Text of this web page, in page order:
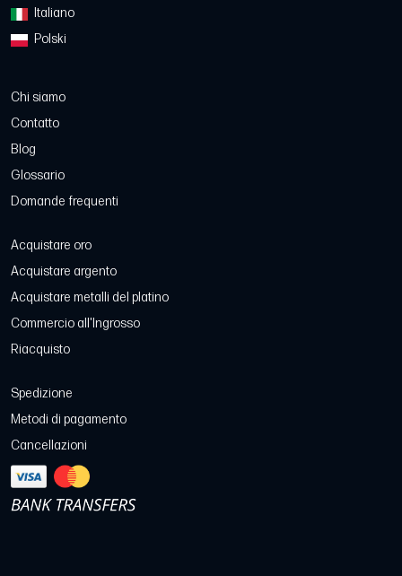
Italiano
Polski
Chi siamo
Contatto
Blog
Glossario
Domande frequenti
Acquistare oro
Acquistare argento
Acquistare metalli del platino
Commercio all'Ingrosso
Riacquisto
Spedizione
Metodi di pagamento
Cancellazioni